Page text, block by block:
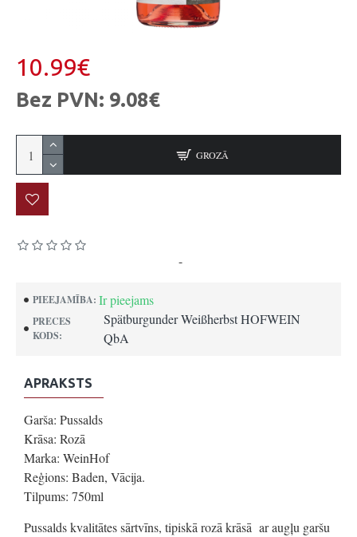
PIEEJAMĪBA: Ir pieejams
PRECES
KODS:
Spätburgunder Weißherbst HOFWEIN
QbA
-
10.99€
Bez PVN: 9.08€
GROZĀ
APRAKSTS
Garša: Pussalds
Krāsa: Rozā
Marka: WeinHof
Reģions: Baden, Vācija.
Tilpums: 750ml
Pussalds kvalitātes sārtvīns, tipiskā rozā krāsā ar augļu garšu